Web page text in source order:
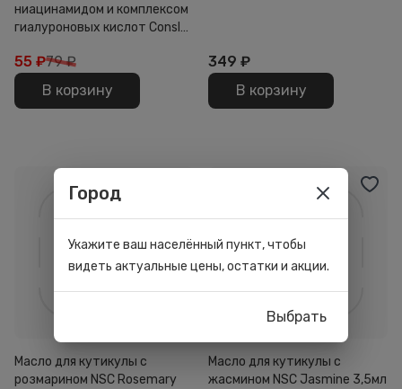
ниацинамидом и комплексом
гиалуроновых кислот Consly
55 ₽79 ₽
В корзину
349 ₽
В корзину
Масло для кутикулы с
розмарином NSC Rosemary
Масло для кутикулы с
жасмином NSC Jasmine 3,5мл
Город
Укажите ваш населённый пункт, чтобы
видеть актуальные цены, остатки и акции.
Выбрать